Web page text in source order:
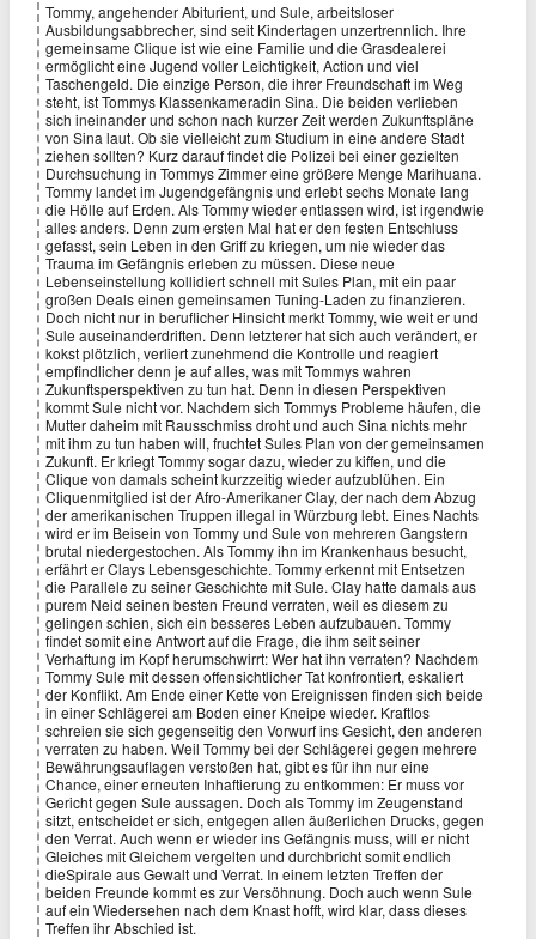
Tommy, angehender Abiturient, und Sule, arbeitsloser
Ausbildungsabbrecher, sind seit Kindertagen unzertrennlich. Ihre
gemeinsame Clique ist wie eine Familie und die Grasdealerei
ermöglicht eine Jugend voller Leichtigkeit, Action und viel
Taschengeld. Die einzige Person, die ihrer Freundschaft im Weg
steht, ist Tommys Klassenkameradin Sina. Die beiden verlieben
sich ineinander und schon nach kurzer Zeit werden Zukunftspläne
von Sina laut. Ob sie vielleicht zum Studium in eine andere Stadt
ziehen sollten? Kurz darauf findet die Polizei bei einer gezielten
Durchsuchung in Tommys Zimmer eine größere Menge Marihuana.
Tommy landet im Jugendgefängnis und erlebt sechs Monate lang
die Hölle auf Erden. Als Tommy wieder entlassen wird, ist irgendwie
alles anders. Denn zum ersten Mal hat er den festen Entschluss
gefasst, sein Leben in den Griff zu kriegen, um nie wieder das
Trauma im Gefängnis erleben zu müssen. Diese neue
Lebenseinstellung kollidiert schnell mit Sules Plan, mit ein paar
großen Deals einen gemeinsamen Tuning-Laden zu finanzieren.
Doch nicht nur in beruflicher Hinsicht merkt Tommy, wie weit er und
Sule auseinanderdriften. Denn letzterer hat sich auch verändert, er
kokst plötzlich, verliert zunehmend die Kontrolle und reagiert
empfindlicher denn je auf alles, was mit Tommys wahren
Zukunftsperspektiven zu tun hat. Denn in diesen Perspektiven
kommt Sule nicht vor. Nachdem sich Tommys Probleme häufen, die
Mutter daheim mit Rausschmiss droht und auch Sina nichts mehr
mit ihm zu tun haben will, fruchtet Sules Plan von der gemeinsamen
Zukunft. Er kriegt Tommy sogar dazu, wieder zu kiffen, und die
Clique von damals scheint kurzzeitig wieder aufzublühen. Ein
Cliquenmitglied ist der Afro-Amerikaner Clay, der nach dem Abzug
der amerikanischen Truppen illegal in Würzburg lebt. Eines Nachts
wird er im Beisein von Tommy und Sule von mehreren Gangstern
brutal niedergestochen. Als Tommy ihn im Krankenhaus besucht,
erfährt er Clays Lebensgeschichte. Tommy erkennt mit Entsetzen
die Parallele zu seiner Geschichte mit Sule. Clay hatte damals aus
purem Neid seinen besten Freund verraten, weil es diesem zu
gelingen schien, sich ein besseres Leben aufzubauen. Tommy
findet somit eine Antwort auf die Frage, die ihm seit seiner
Verhaftung im Kopf herumschwirrt: Wer hat ihn verraten? Nachdem
Tommy Sule mit dessen offensichtlicher Tat konfrontiert, eskaliert
der Konflikt. Am Ende einer Kette von Ereignissen finden sich beide
in einer Schlägerei am Boden einer Kneipe wieder. Kraftlos
schreien sie sich gegenseitig den Vorwurf ins Gesicht, den anderen
verraten zu haben. Weil Tommy bei der Schlägerei gegen mehrere
Bewährungsauflagen verstoßen hat, gibt es für ihn nur eine
Chance, einer erneuten Inhaftierung zu entkommen: Er muss vor
Gericht gegen Sule aussagen. Doch als Tommy im Zeugenstand
sitzt, entscheidet er sich, entgegen allen äußerlichen Drucks, gegen
den Verrat. Auch wenn er wieder ins Gefängnis muss, will er nicht
Gleiches mit Gleichem vergelten und durchbricht somit endlich
dieSpirale aus Gewalt und Verrat. In einem letzten Treffen der
beiden Freunde kommt es zur Versöhnung. Doch auch wenn Sule
auf ein Wiedersehen nach dem Knast hofft, wird klar, dass dieses
Treffen ihr Abschied ist.